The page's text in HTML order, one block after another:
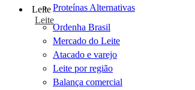
Proteínas Alternativas
Leite
Leite
Ordenha Brasil
Mercado do Leite
Atacado e varejo
Leite por região
Balança comercial